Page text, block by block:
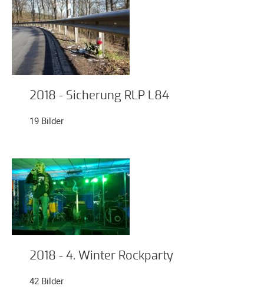
Galerie
2019
Galerie
2018
Galerie
Galerie
2016
Galerie
2014
Galerie
2013
Galerie
Galerie
2011
2018 - Sicherung RLP L84
19 Bilder
2018 - 4. Winter Rockparty
42 Bilder